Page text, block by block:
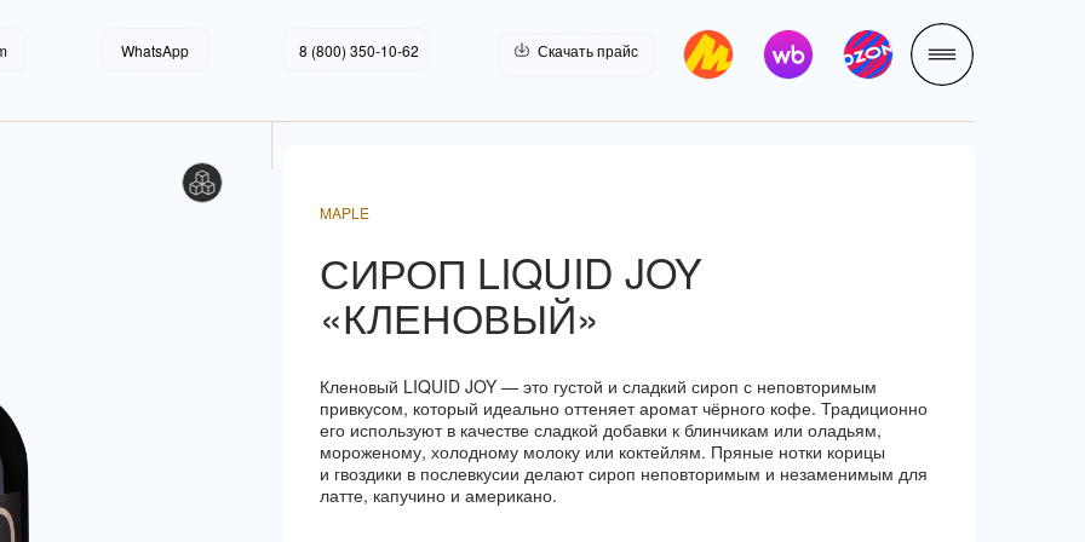
LET'S GO!
LET'S GO! LET'S GO!
8 (800) 350-10-62
WhatsApp Скачать прайс
MAPLE
СИРОП LIQUID JOY
«КЛЕНОВЫЙ»
Кленовый LIQUID JOY — это густой и сладкий сироп с неповторимым
привкусом, который идеально оттеняет аромат чёрного кофе. Традиционно
его используют в качестве сладкой добавки к блинчикам или оладьям,
мороженому, холодному молоку или коктейлям. Пряные нотки корицы
и гвоздики в послевкусии делают сироп неповторимым и незаменимым для
латте, капучино и американо.